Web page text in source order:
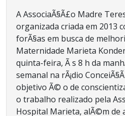
A AssociaÃ§Ã£o Madre
organizada criada em 2013
forÃ§as em busca de
Maternidade Marieta
quinta-feira, Ã s 8 h da
semanal na rÃ¡dio
objetivo Ã© o de
o trabalho realizado pela
Hospital Marieta, alÃ©m de